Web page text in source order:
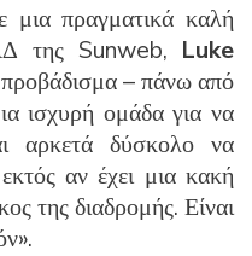
πραγματικά καλή
της Sunweb, Luke
– πάνω από
ισχυρή ομάδα για να
αρκετά δύσκολο να
αν έχει μια κακή
της διαδρομής. Είναι